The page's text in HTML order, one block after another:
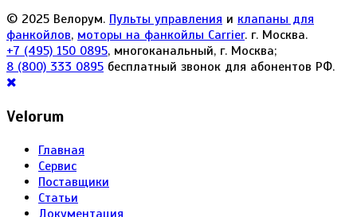
© 2025 Велорум. Пульты управления и клапаны для
фанкойлов, моторы на фанкойлы Carrier. г. Москва.
+7 (495) 150 0895, многоканальный, г. Москва;
8 (800) 333 0895 бесплатный звонок для абонентов РФ.
Velorum
Главная
Сервис
Поставщики
Статьи